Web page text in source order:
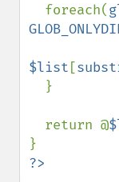
foreach(
$list [
  return @
?>